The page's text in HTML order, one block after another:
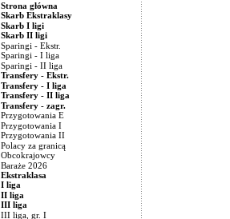
Strona główna
Skarb Ekstraklasy
Skarb I ligi
Skarb II ligi
Sparingi - Ekstr.
Sparingi - I liga
Sparingi - II liga
Transfery - Ekstr.
Transfery - I liga
Transfery - II liga
Transfery - zagr.
Przygotowania E
Przygotowania I
Przygotowania II
Polacy za granicą
Obcokrajowcy
Baraże 2026
Ekstraklasa
I liga
II liga
III liga
III liga, gr. I